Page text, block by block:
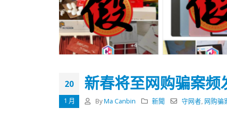
20
1 月
新春将至网购骗案
By Ma Canbin 新聞 守网者, 网购骗
香港全港各区工商联永远名誉
(深圳)乡村振兴产业博览会开幕
選舉日